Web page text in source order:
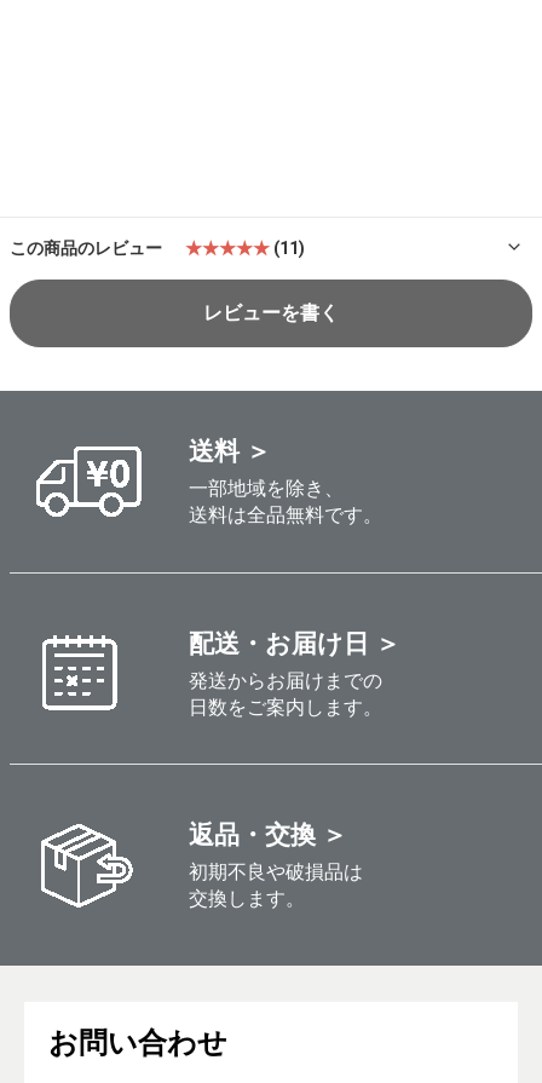
この商品のレビュー ★★★★★ (11)
レビューを書く
送料 ＞
一部地域を除き、
送料は全品無料です。
配送・お届け日 ＞
発送からお届けまでの
日数をご案内します。
返品・交換 ＞
初期不良や破損品は
交換します。
お問い合わせ